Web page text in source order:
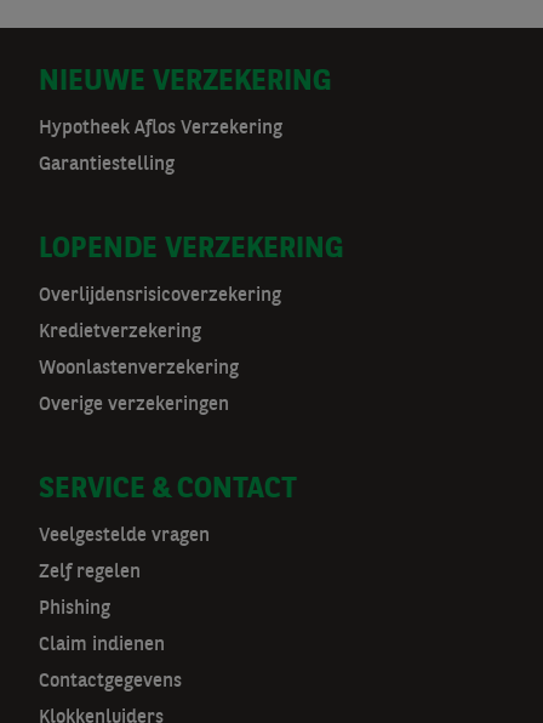
D
o
r
m
a
t
a
v
NIEUWE VERZEKERING
Hypotheek Aflos Verzekering
Garantiestelling
LOPENDE VERZEKERING
Overlijdensrisicoverzekering
Kredietverzekering
Woonlastenverzekering
Overige verzekeringen
SERVICE & CONTACT
Veelgestelde vragen
Zelf regelen
Phishing
Claim indienen
Contactgegevens
Klokkenluiders